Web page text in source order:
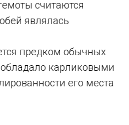
считаются
являлась
предком обычных
карликовыми
его места